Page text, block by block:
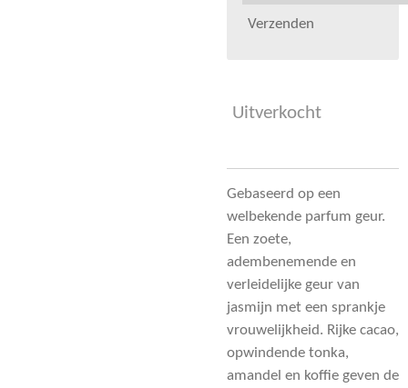
Verzenden
Uitverkocht
Gebaseerd op een
welbekende parfum geur.
Een zoete,
adembenemende en
verleidelijke geur van
jasmijn met een sprankje
vrouwelijkheid. Rijke cacao,
opwindende tonka,
amandel en koffie geven de